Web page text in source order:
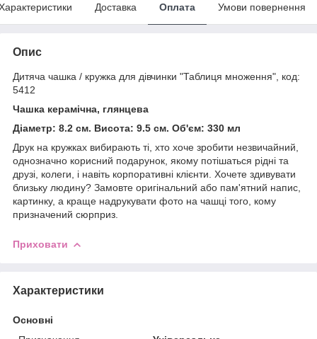
Доставка Оплата Умови повернення
Опис
Дитяча чашка / кружка для дівчинки "Таблиця множення", код:
5412
Чашка керамічна, глянцева
Діаметр: 8.2 см. Висота: 9.5 см. Об'єм: 330 мл
Друк на кружках вибирають ті, хто хоче зробити незвичайний,
однозначно корисний подарунок, якому потішаться рідні та
друзі, колеги, і навіть корпоративні клієнти. Хочете здивувати
близьку людину? Замовте оригінальний або пам'ятний напис,
картинку, а краще надрукувати фото на чашці того, кому
призначений сюрприз.
Приховати
Характеристики
Основні